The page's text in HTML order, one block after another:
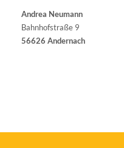
Andrea Neumann
Bahnhofstraße 9
56626 Andernach